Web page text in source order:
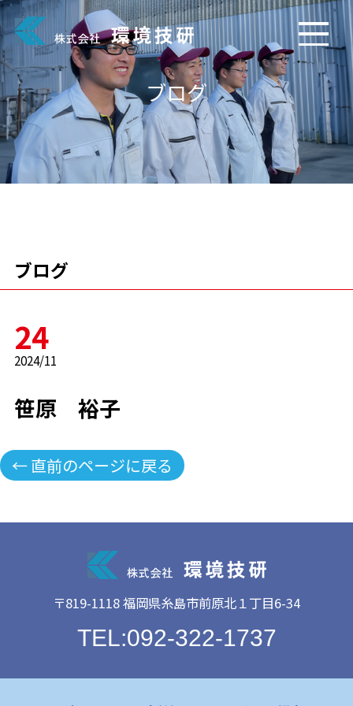
ブログ
ブログ
24
2024/11
笹原 裕子
← 直前のページに戻る
〒819-1118 福岡県糸島市前原北１丁目6-34
TEL:092-322-1737